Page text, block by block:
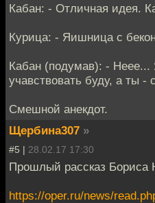
Кабан: - Отличная идея.
Курица: - Яишница с
Кабан (подумав): - Неее...
учавствовать буду, а ты -
Смешной анекдот.
Щербина307 »
#5 | 28.02.17 17:30
Прошлый рассказ Бориса
https://oper.ru/news/